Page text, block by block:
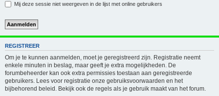
Mij deze sessie niet weergeven in de lijst met online gebruikers
REGISTREER
Om je te kunnen aanmelden, moet je geregistreerd zijn. Registratie neemt
enkele minuten in beslag, maar geeft je extra mogelijkheden. De
forumbeheerder kan ook extra permissies toestaan aan geregistreerde
gebruikers. Lees voor registratie onze gebruiksvoorwaarden en het
bijbehorend beleid. Bekijk ook de regels als je gebruik maakt van het forum.